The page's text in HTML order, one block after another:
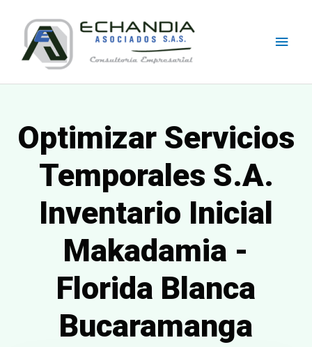
content
Optimizar Servicios
Temporales S.A.
Inventario Inicial
Makadamia -
Florida Blanca
Bucaramanga